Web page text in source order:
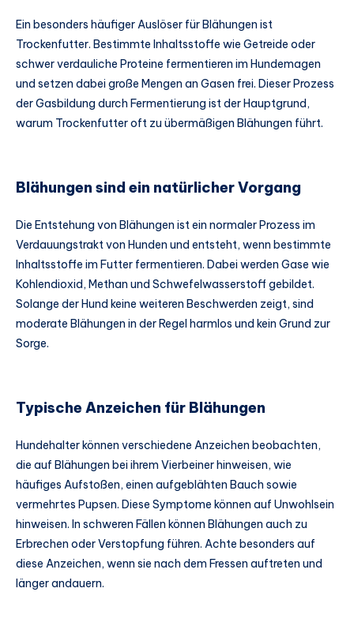
Ein besonders häufiger Auslöser für Blähungen ist
Trockenfutter. Bestimmte Inhaltsstoffe wie Getreide oder
schwer verdauliche Proteine fermentieren im Hundemagen
und setzen dabei große Mengen an Gasen frei. Dieser Prozess
der Gasbildung durch Fermentierung ist der Hauptgrund,
warum Trockenfutter oft zu übermäßigen Blähungen führt.
Blähungen sind ein natürlicher Vorgang
Die Entstehung von Blähungen ist ein normaler Prozess im
Verdauungstrakt von Hunden und entsteht, wenn bestimmte
Inhaltsstoffe im Futter fermentieren. Dabei werden Gase wie
Kohlendioxid, Methan und Schwefelwasserstoff gebildet.
Solange der Hund keine weiteren Beschwerden zeigt, sind
moderate Blähungen in der Regel harmlos und kein Grund zur
Sorge.
Typische Anzeichen für Blähungen
Hundehalter können verschiedene Anzeichen beobachten,
die auf Blähungen bei ihrem Vierbeiner hinweisen, wie
häufiges Aufstoßen, einen aufgeblähten Bauch sowie
vermehrtes Pupsen. Diese Symptome können auf Unwohlsein
hinweisen. In schweren Fällen können Blähungen auch zu
Erbrechen oder Verstopfung führen. Achte besonders auf
diese Anzeichen, wenn sie nach dem Fressen auftreten und
länger andauern.